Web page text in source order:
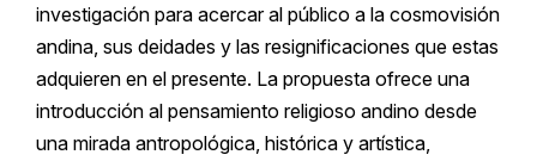
investigación para acercar al público a la cosmovisión
andina, sus deidades y las resignificaciones que estas
adquieren en el presente. La propuesta ofrece una
introducción al pensamiento religioso andino desde
una mirada antropológica, histórica y artística,